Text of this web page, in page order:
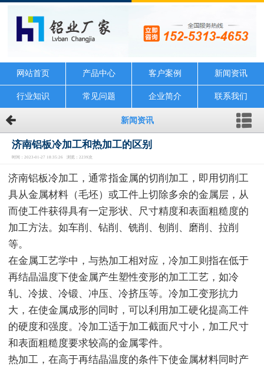
网站首页 产品中心 客户案例 新闻资讯
行业知识 常见问题 企业简介 联系我们
新闻资讯
济南铝板冷加工和热加工的区别
时间：2023-01-27 18:35:26 浏览：2239次
济南铝板冷加工，通常指金属的切削加工，即用切削工
具从金属材料（毛坯）或工件上切除多余的金属层，从
而使工件获得具有一定形状、尺寸精度和表面粗糙度的
加工方法。如车削、钻削、铣削、刨削、磨削、拉削
等。
在金属工艺学中，与热加工相对应，冷加工则指在低于
再结晶温度下使金属产生塑性变形的加工工艺，如冷
轧、冷拔、冷锻、冲压、冷挤压等。冷加工变形抗力
大，在使金属成形的同时，可以利用加工硬化提高工件
的硬度和强度。冷加工适于加工截面尺寸小，加工尺寸
和表面粗糙度要求较高的金属零件。
热加工，在高于再结晶温度的条件下使金属材料同时产